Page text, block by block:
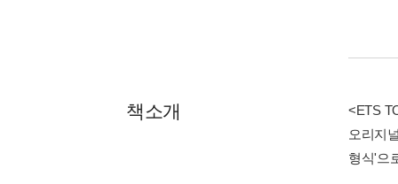
책소개
<ETS
오리지
형식'으